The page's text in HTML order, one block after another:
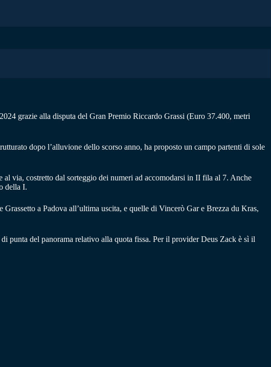
grazie alla disputa del Gran Premio Riccardo Grassi (Euro 37.400, metri
dopo l’alluvione dello scorso anno, ha proposto un campo partenti di sole
via, costretto dal sorteggio dei numeri ad accomodarsi in II fila al 7. Anche
della I.
a Padova all’ultima uscita, e quelle di Vincerò Gar e Brezza du Kras,
punta del panorama relativo alla quota fissa. Per il provider Deus Zack è sì il